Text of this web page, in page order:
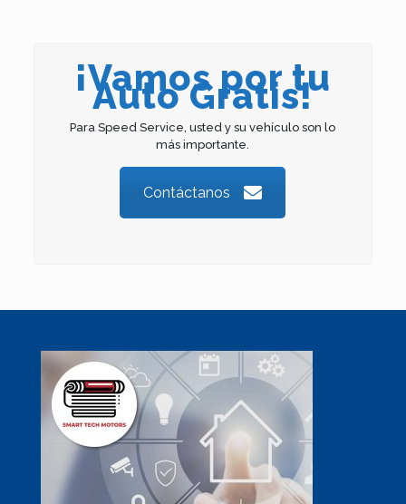
¡Vamos por tu
Auto Gratis!
Para Speed Service, usted y su vehículo son lo
más importante.
Contáctanos